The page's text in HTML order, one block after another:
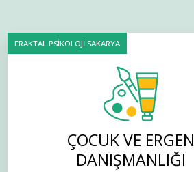
ÇOCUK VE ERGEN
DANIŞMANLIĞI
FRAKTAL PSİKOLOJİ SAKARYA